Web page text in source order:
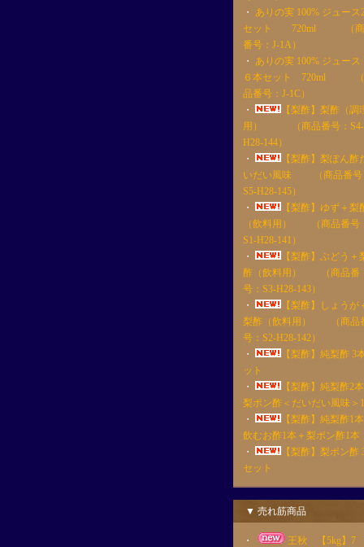
・ ありの実 100% ジュース
セット 720ml （商
番号：J-1A）
・ ありの実 100% ジュース
６本セット 720ml （
品番号：J-1C）
・
【梨酢】梨酢（調
用） （商品番号：S4-
H28-144）
・
【梨酢】梨ぽん酢
いだい風味 （商品番号
S5-H28-145）
・
【梨酢】ゆず＋梨
（飲料用） （商品番号
S1-H28-141）
・
【梨酢】ぶどう＋
酢（飲料用） （商品番
号：S3-H28-143）
・
【梨酢】しょうが
梨酢（飲料用） （商品
号：S2-H28-142）
・
【梨酢】純梨酢 3
ット
・
【梨酢】純梨酢2
梨ポン酢＜だいだい風味＞
・
【梨酢】純梨酢1
飲むお酢1本＋梨ポン酢1本
・
【梨酢】梨ポン酢
セット
▼ 売れ筋商品
・
王秋 【5kg】7